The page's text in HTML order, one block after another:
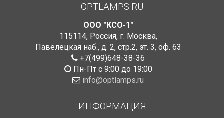
OPTLAMPS.RU
ООО "КСО-1"
115114, Россия, г. Москва,
Павелецкая наб., д. 2, стр.2, эт. 3, оф. 63
+7(499)648-38-36
Пн-Пт с 9:00 до 19:00
info@optlamps.ru
ИНФОРМАЦИЯ